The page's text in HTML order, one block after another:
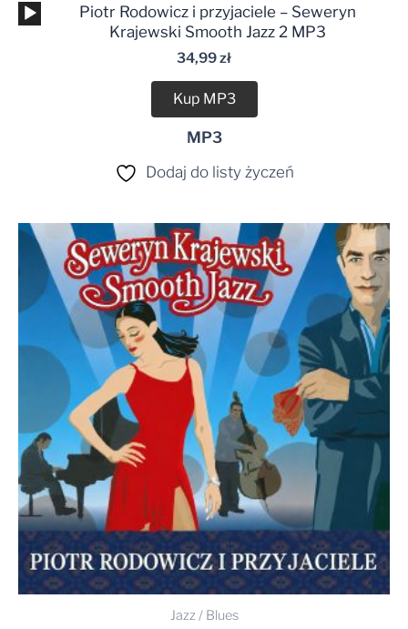
Odtwarzacz
plików
dźwiękowych
Piotr Rodowicz i przyjaciele – Seweryn
Krajewski Smooth Jazz 2 MP3
34,99zł
Kup MP3
MP3
Dodaj do listy życzeń
Jazz / Blues